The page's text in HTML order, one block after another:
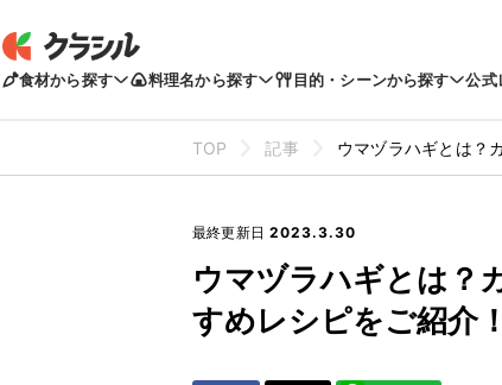
食材から探す 料理名から探す 目的・シーンから探す 公式
TOP 記事 ウマヅラハギとは？
最終更新日 2023.3.30
ウマヅラハギとは？
すめレシピをご紹介！